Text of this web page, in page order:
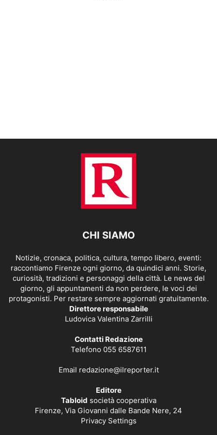
CHI SIAMO
Notizie, cronaca, politica, cultura, tempo libero, eventi:
raccontiamo Firenze ogni giorno, da quindici anni. Storie,
curiosità, tradizioni e personaggi della città. Le news del
giorno, gli appuntamenti da non perdere, le voci dei
protagonisti. Per restare sempre aggiornati gratuitamente.
Direttore responsabile
Ludovica Valentina Zarrilli
Contatti Redazione
Telefono 055 6587611
Email redazione@ilreporter.it
Editore
Tabloid società cooperativa
Firenze, Via Giovanni dalle Bande Nere, 24
Privacy Settings